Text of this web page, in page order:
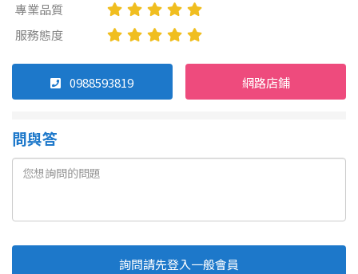
專業品質
服務態度
0988593819 網路店鋪
問與答
詢問請先登入一般會員